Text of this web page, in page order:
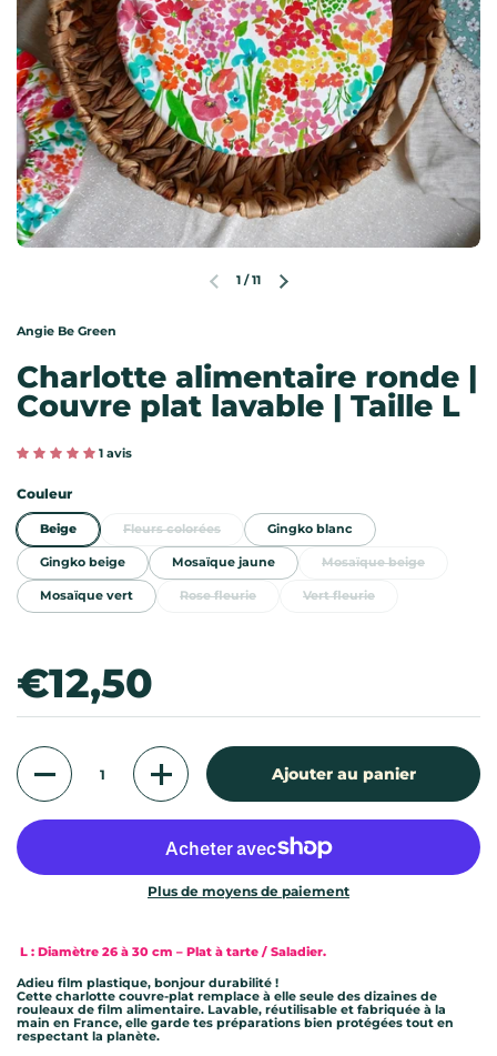
Diapositive précédente
Diapositive suivante
1 /11
Angie Be Green
Charlotte alimentaire ronde |
Couvre plat lavable | Taille L
1 avis
Couleur
Beige Fleurs colorées Gingko blanc
Gingko beige Mosaïque jaune Mosaïque beige
Mosaïque vert Rose fleurie Vert fleurie
Prix:
€12,50
Quantité
Ajouter au panier
Plus de moyens de paiement
L : Diamètre 26 à 30 cm – Plat à tarte / Saladier.
Adieu film plastique, bonjour durabilité !
Cette charlotte couvre-plat remplace à elle seule des dizaines de
rouleaux de film alimentaire. Lavable, réutilisable et fabriquée à la
main en France, elle garde tes préparations bien protégées tout en
respectant la planète.